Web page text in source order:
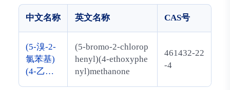
中文名称 英文名称 CAS号
(5-溴-2-
氯苯基)
(4-乙氧
(5-bromo-2-chlorop
henyl)(4-ethoxyphe
nyl)methanone
461432-22
-4